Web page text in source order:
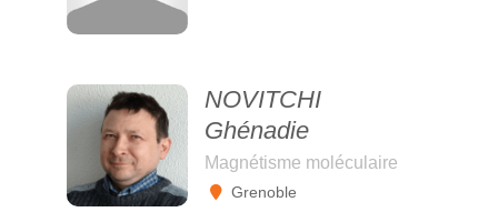
NOVITCHI
Ghénadie
Magnétisme moléculaire
Grenoble